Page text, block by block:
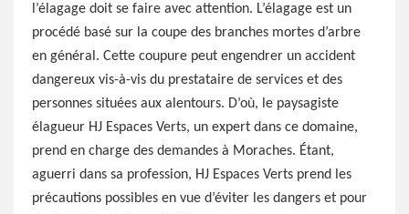
l’élagage doit se faire avec attention. L’élagage est un
procédé basé sur la coupe des branches mortes d’arbre
en général. Cette coupure peut engendrer un accident
dangereux vis-à-vis du prestataire de services et des
personnes situées aux alentours. D’où, le paysagiste
élagueur HJ Espaces Verts, un expert dans ce domaine,
prend en charge des demandes à Moraches. Étant,
aguerri dans sa profession, HJ Espaces Verts prend les
précautions possibles en vue d’éviter les dangers et pour